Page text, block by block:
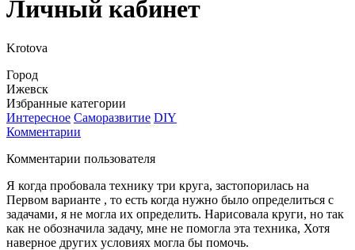
Личный кабинет
Krotova
Город
Ижевск
Избранные категории
Интересное Саморазвитие DIY
Комментарии
Комментарии пользователя
Я когда пробовала технику три круга, застопорилась на
Первом варианте , то есть когда нужно было определиться с
задачами, я не могла их определить. Нарисовала круги, но так
как не обозначила задачу, мне не помогла эта техника, Хотя
наверное других условиях могла бы помочь.